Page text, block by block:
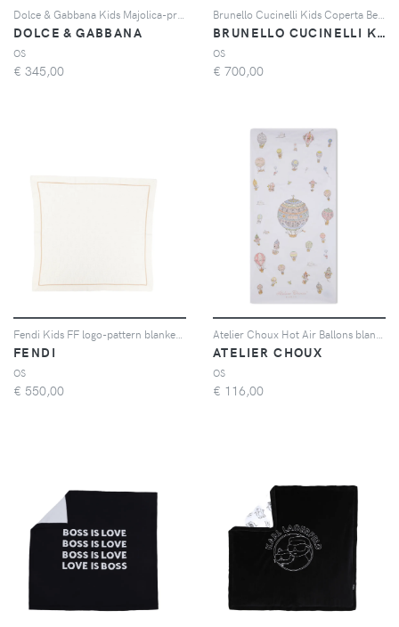
DOLCE & GABBANA
OS
€ 345,00
BRUNELLO CUCINELLI KIDS
OS
€ 700,00
FENDI
OS
€ 550,00
ATELIER CHOUX
OS
€ 116,00